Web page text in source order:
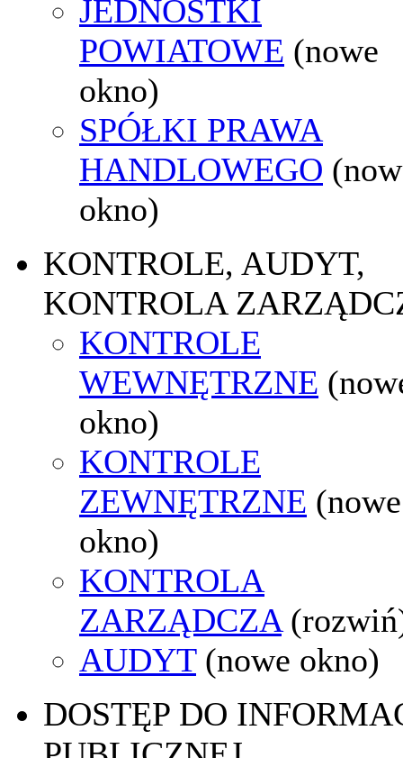
JEDNOSTKI
POWIATOWE (nowe
okno)
SPÓŁKI PRAWA
HANDLOWEGO
okno)
KONTROLE, AUDYT,
KONTROLA
KONTROLE
WEWNĘTRZNE
okno)
KONTROLE
ZEWNĘTRZNE (nowe
okno)
KONTROLA
ZARZĄDCZA
AUDYT (nowe okno)
DOSTĘP DO